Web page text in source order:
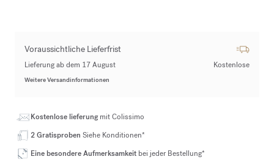
Voraussichtliche Lieferfrist
Lieferung ab dem 17 August Kostenlose
Weitere Versandinformationen
Kostenlose lieferungmit Colissimo
2 Gratisproben Siehe Konditionen*
Eine besondere Aufmerksamkeit bei jeder Bestellung*